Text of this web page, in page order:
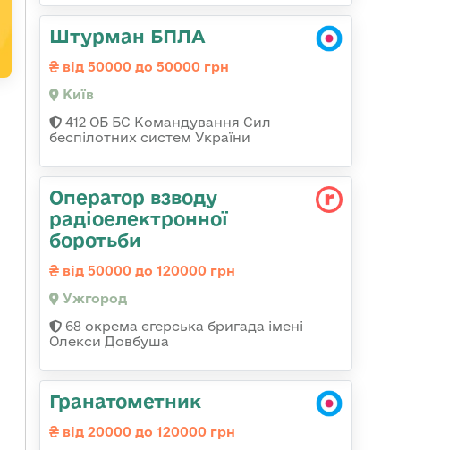
Штурман БПЛА
від 50000 до 50000 грн
Київ
412 ОБ БС Командування Сил
беспілотних систем України
Оператор взводу
радіоелектронної
боротьби
від 50000 до 120000 грн
Ужгород
68 окрема єгерська бригада імені
Олекси Довбуша
Гранатометник
від 20000 до 120000 грн